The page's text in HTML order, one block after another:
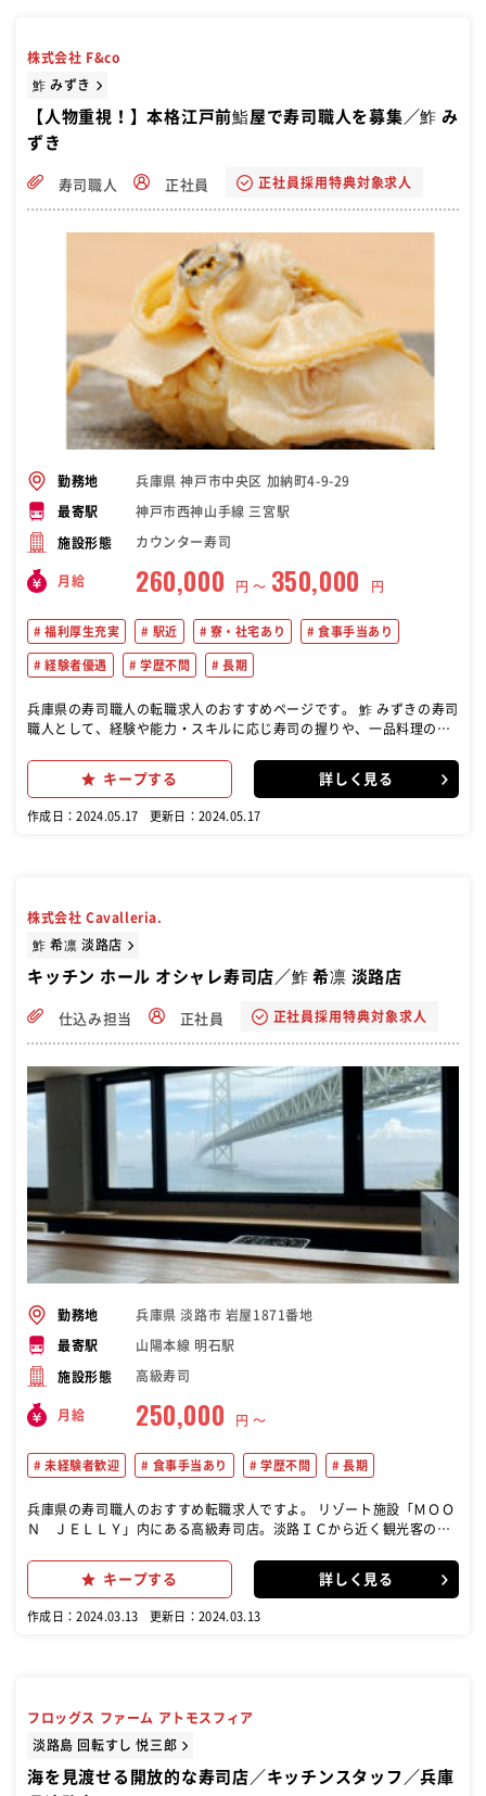
株式会社 F&co
鮓 みずき
【人物重視！】本格江戸前鮨屋で寿司職人を募集／鮓 み
ずき
寿司職人 正社員 正社員採用特典対象求人
勤務地 兵庫県 神戸市中央区 加納町4-9-29
最寄駅 神戸市西神山手線 三宮駅
施設形態 カウンター寿司
月給 260,000 円 〜 350,000 円
福利厚生充実 駅近 寮・社宅あり 食事手当あり
経験者優遇 学歴不問 長期
兵庫県の寿司職人の転職求人のおすすめページです。 鮓 みずきの寿司
職人として、経験や能力・スキルに応じ寿司の握りや、一品料理の調
いるので、あなたの今までの経験を活かしつつ、食材の目利きなども
より一層身に付きます！
キープする 詳しく見る
作成日：2024.05.17 更新日：2024.05.17
株式会社 Cavalleria.
鮓 希凛 淡路店
キッチン ホール オシャレ寿司店／鮓 希凛 淡路店
仕込み担当 正社員 正社員採用特典対象求人
勤務地 兵庫県 淡路市 岩屋1871番地
最寄駅 山陽本線 明石駅
施設形態 高級寿司
月給 250,000 円 〜
未経験者歓迎 食事手当あり 学歴不問 長期
兵庫県の寿司職人のおすすめ転職求人ですよ。 リゾート施設「ＭＯＯ
Ｎ ＪＥＬＬＹ」内にある高級寿司店。淡路ＩＣから近く観光客のお
ホールスタッフ(アルバイト)の募集♪ 終電迄の勤務時間なども相談の
キープする 詳しく見る
作成日：2024.03.13 更新日：2024.03.13
フロッグス ファーム アトモスフィア
淡路島 回転すし 悦三郎
海を見渡せる開放的な寿司店／キッチンスタッフ／兵庫